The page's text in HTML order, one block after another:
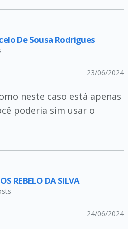
De Sousa Rodrigues
23/06/2024
neste caso está apenas
poderia sim usar o
REBELO DA SILVA
24/06/2024